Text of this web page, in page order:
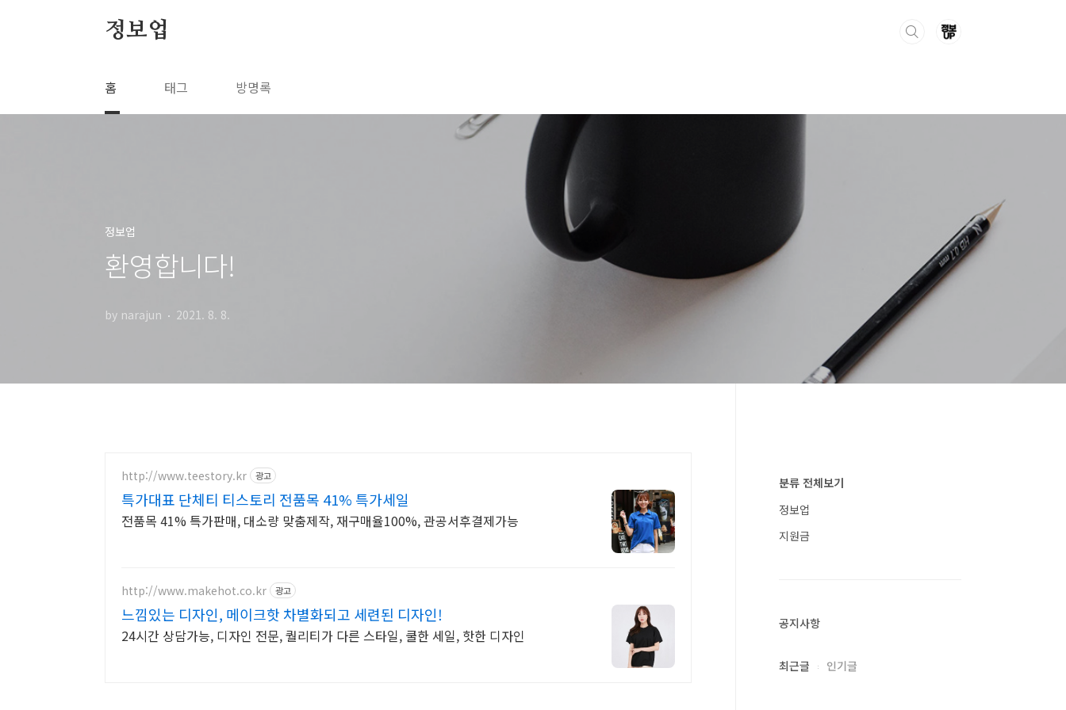
정보업
홈 태그 방명록
정보업
환영합니다!
by narajun 2021. 8. 8.
http://www.teestory.kr 광고
특가대표 단체티 티스토리 전품목 41% 특가세일
전품목 41% 특가판매, 대소량 맞춤제작, 재구매율100%, 관공서후결제가능
http://www.makehot.co.kr 광고
느낌있는 디자인, 메이크핫 차별화되고 세련된 디자인!
24시간 상담가능, 디자인 전문, 퀄리티가 다른 스타일, 쿨한 세일, 핫한 디자인
분류 전체보기
정보업
지원금
공지사항
최근글 인기글